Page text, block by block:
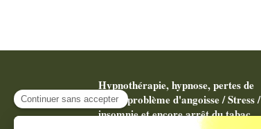
Hypnothérapie, hypnose, pertes de
poids, problème d'angoisse / Stress /
insomnie et encore arrêt du tabac.